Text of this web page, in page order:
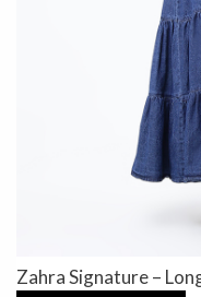
Zahra Signature –